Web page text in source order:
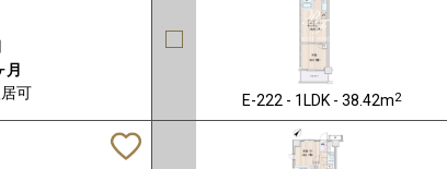
月
可 E-222 - 1LDK - 38.42m2